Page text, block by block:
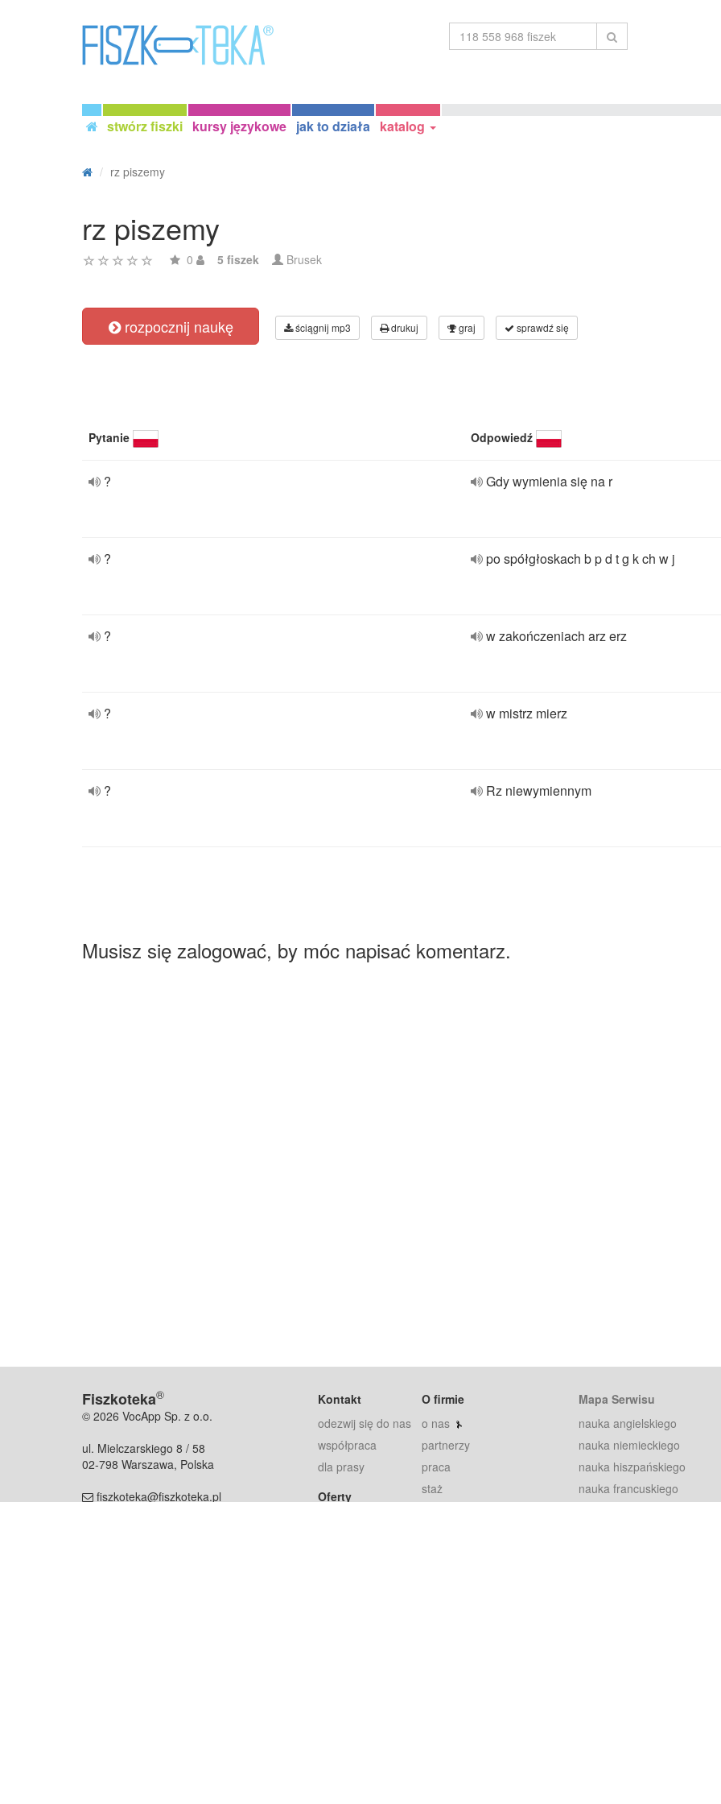
stwórz fiszki kursy językowe jak to działa katalog
rz piszemy
rz piszemy
0 5 fiszek Brusek
rozpocznij naukę ściągnij mp3 drukuj graj sprawdź się
Pytanie Odpowiedź
? Gdy wymienia się na r
? po spółgłoskach b p d t g k ch w j
? w zakończeniach arz erz
? w mistrz mierz
? Rz niewymiennym
Musisz się zalogować, by móc napisać komentarz.
Fiszkoteka®
© 2026 VocApp Sp. z o.o.
ul. Mielczarskiego 8 / 58
02-798 Warszawa, Polska
fiszkoteka@fiszkoteka.pl
Kontakt
odezwij się do nas
współpraca
dla prasy
Oferty
O firmie
o nas
partnerzy
praca
staż
Mapa Serwisu
nauka angielskiego
nauka niemieckiego
nauka hiszpańskiego
nauka francuskiego